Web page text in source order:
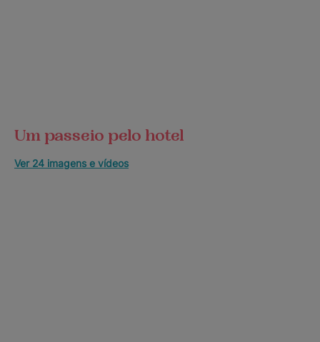
Um passeio pelo hotel
Ver 24 imagens e vídeos